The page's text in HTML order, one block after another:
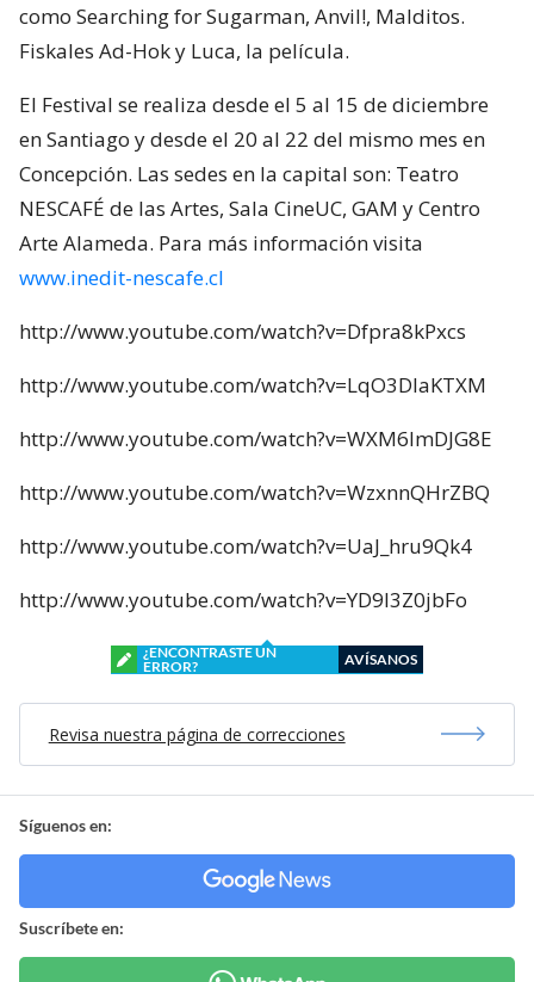
como Searching for Sugarman, Anvil!, Malditos.
Fiskales Ad-Hok y Luca, la película.
El Festival se realiza desde el 5 al 15 de diciembre
en Santiago y desde el 20 al 22 del mismo mes en
Concepción. Las sedes en la capital son: Teatro
NESCAFÉ de las Artes, Sala CineUC, GAM y Centro
Arte Alameda. Para más información visita
www.inedit-nescafe.cl
http://www.youtube.com/watch?v=Dfpra8kPxcs
http://www.youtube.com/watch?v=LqO3DIaKTXM
http://www.youtube.com/watch?v=WXM6lmDJG8E
http://www.youtube.com/watch?v=WzxnnQHrZBQ
http://www.youtube.com/watch?v=UaJ_hru9Qk4
http://www.youtube.com/watch?v=YD9l3Z0jbFo
¿ENCONTRASTE UN
ERROR?
AVÍSANOS
Revisa nuestra página de correcciones
Síguenos en:
Suscríbete en: